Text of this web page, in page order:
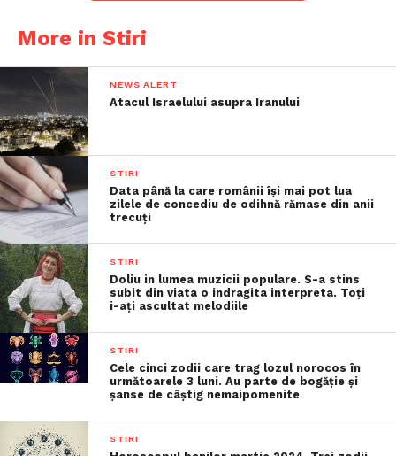
More in Stiri
NEWS ALERT
Atacul Israelului asupra Iranului
STIRI
Data până la care românii îşi mai pot lua
zilele de concediu de odihnă rămase din anii
trecuţi
STIRI
Doliu in lumea muzicii populare. S-a stins
subit din viata o indragita interpreta. Toți
i-ați ascultat melodiile
STIRI
Cele cinci zodii care trag lozul norocos în
următoarele 3 luni. Au parte de bogăție și
șanse de câștig nemaipomenite
STIRI